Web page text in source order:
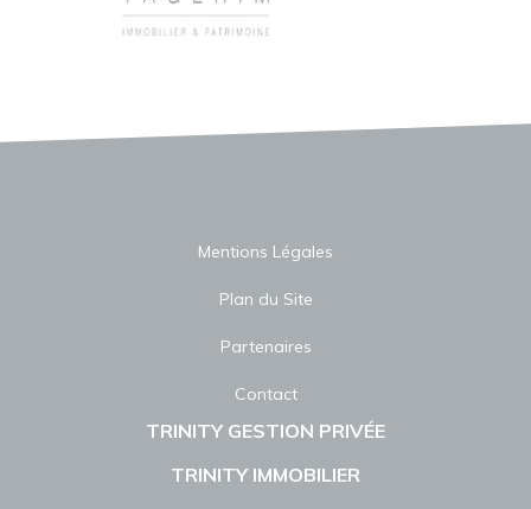
Mentions Légales
Plan du Site
Partenaires
Contact
TRINITY GESTION PRIVÉE
TRINITY IMMOBILIER